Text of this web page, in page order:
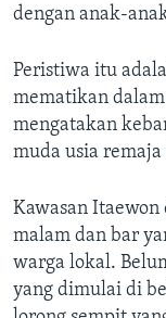
dengan anak-
Peristiwa itu
mematikan
mengatakan
muda usia remaja
Kawasan
malam dan bar
warga lokal.
yang dimulai di